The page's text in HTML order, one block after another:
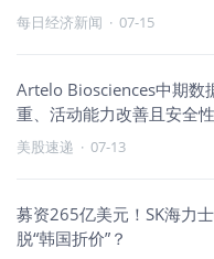
每日经济新闻 · 07-15
Artelo Biosciences中期数
重、活动能力改善且安全
美股速递 · 07-13
募资265亿美元！SK海力
脱“韩国折价”？